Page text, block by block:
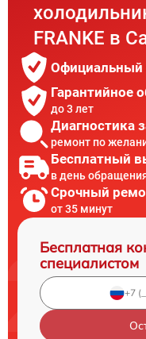
FRANKE в
Официальный
Гарантийное
до 3 лет
Диагностика
ремонт по
Бесплатный
в день
Срочный
от 35 минут
Бесплатная
специалистом